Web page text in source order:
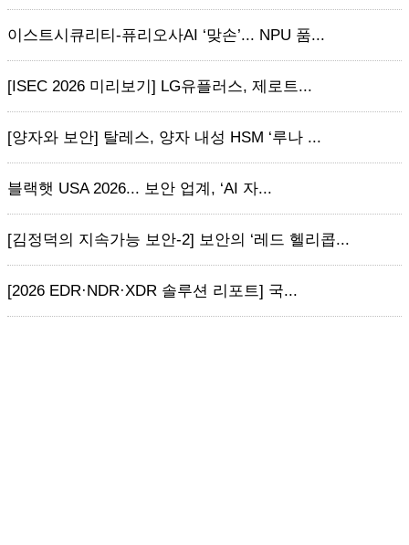
이스트시큐리티-퓨리오사AI ‘맞손’... NPU 품...
[ISEC 2026 미리보기] LG유플러스, 제로트...
[양자와 보안] 탈레스, 양자 내성 HSM ‘루나 ...
블랙햇 USA 2026... 보안 업계, ‘AI 자...
[김정덕의 지속가능 보안-2] 보안의 ‘레드 헬리콥...
[2026 EDR·NDR·XDR 솔루션 리포트] 국...